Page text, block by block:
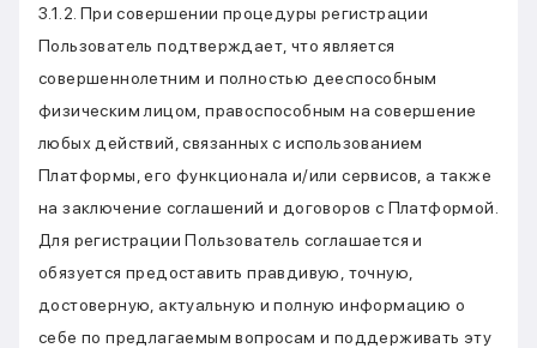
3.1.2. При совершении процедуры регистрации
Пользователь подтверждает, что является
совершеннолетним и полностью дееспособным
физическим лицом, правоспособным на совершение
любых действий, связанных с использованием
Платформы, его функционала и/или сервисов, а также
на заключение соглашений и договоров с Платформой.
Для регистрации Пользователь соглашается и
обязуется предоставить правдивую, точную,
достоверную, актуальную и полную информацию о
себе по предлагаемым вопросам и поддерживать эту